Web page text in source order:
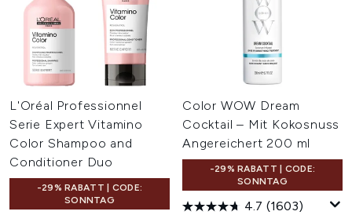
L'Oréal Professionnel
Serie Expert Vitamino
Color Shampoo and
Conditioner Duo
-29% RABATT | CODE:
SONNTAG
Color WOW Dream
Cocktail – Mit Kokosnuss
Angereichert 200 ml
-29% RABATT | CODE:
SONNTAG
4.7 (1603)